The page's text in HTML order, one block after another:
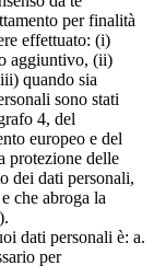
per finalità
effettuato: (i)
aggiuntivo, (ii)
quando sia
sono stati
4, del
europeo e del
protezione delle
dei dati personali,
che abroga la
dati personali è: a.
per